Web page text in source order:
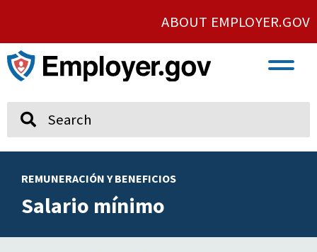
ABOUT EMPLOYER.GOV
REMUNERACIÓN Y BENEFICIOS
Salario mínimo